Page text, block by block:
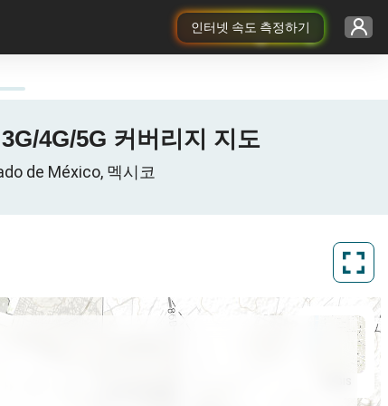
인터넷 속도 측정하기
4G/5G 커버리지 지도
de México, 멕시코